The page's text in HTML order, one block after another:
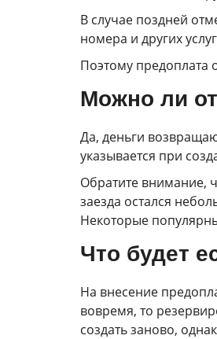
В случае поздней
номера и других
Поэтому предоплата
Можно ли
Да, деньги
указывается при
Обратите внимание,
заезда остался
Некоторые
Что будет
На внесение
вовремя, то
создать заново,